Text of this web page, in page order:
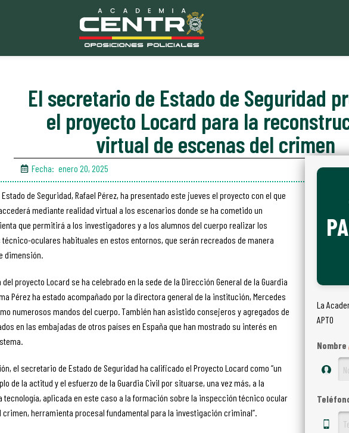
El secretario de Estado de Seguridad
el proyecto Locard para la
virtual de escenas del crimen
Fecha: enero 20, 2025
de Seguridad, Rafael Pérez, ha presentado este jueves el proyecto con el que
mediante realidad virtual a los escenarios donde se ha cometido un
que permitirá a los investigadores y a los alumnos del cuerpo realizar los
oculares habituales en estos entornos, que serán recreados de manera
dimensión.
proyecto Locard se ha celebrado en la sede de la Dirección General de la Guardia
Pérez ha estado acompañado por la directora general de la institución, Mercedes
numerosos mandos del cuerpo. También han asistido consejeros y agregados de
en las embajadas de otros países en España que han mostrado su interés en
el secretario de Estado de Seguridad ha calificado el Proyecto Locard como “un
de la actitud y el esfuerzo de la Guardia Civil por situarse, una vez más, a la
tecnología, aplicada en este caso a la formación sobre la inspección técnico ocular
crimen, herramienta procesal fundamental para la investigación criminal”.
La
APTO
Nombre